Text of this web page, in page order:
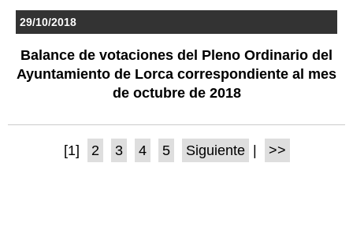
29/10/2018
Balance de votaciones del Pleno Ordinario del
Ayuntamiento de Lorca correspondiente al mes
de octubre de 2018
[1] 2 3 4 5 Siguiente | >>